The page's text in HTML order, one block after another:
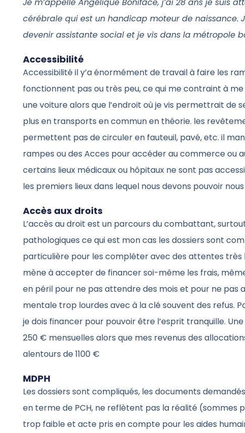
Je m’appelle Angélique Boniface, j’ai 28 ans je suis
cérébrale qui est un handicap moteur de naissance.
devenir assistante social et je vis dans la métropole
Accessibilité
Accessibilité il y’a énormément de travail à faire les
fonctionnent pas ou très peu, ce qui me contraint à
une voiture alors que l’endroit où je vis permettrait de
plus en transports en commun en théorie. les
permettent pas de circuler en fauteuil, pavé, etc. il
rampes ou des Acces pour accéder au commerce ou
certains lieux médicaux ou hôpitaux ne sont pas
les premiers lieux dans lequel nous devons pouvoir
Accès aux droits
L’accès au droit est un parcours du combattant,
pathologiques ce qui est mon cas les dossiers sont
particulière pour les compléter avec des attentes très
mène à accepter de financer soi-même les frais,
en péril pour ne pas attendre des mois et pour ne pas
mentale trop lourdes avec à la clé souvent des refus.
je dois financer pour pouvoir être l’esprit tranquille.
250 € mensuelles alors que mes revenus des
alentours de 1100 €
MDPH
Les dossiers sont compliqués, les documents
en terme de PCH, ne reflètent pas la réalité (sommes
trop faible et acte pris en compte pour les aides